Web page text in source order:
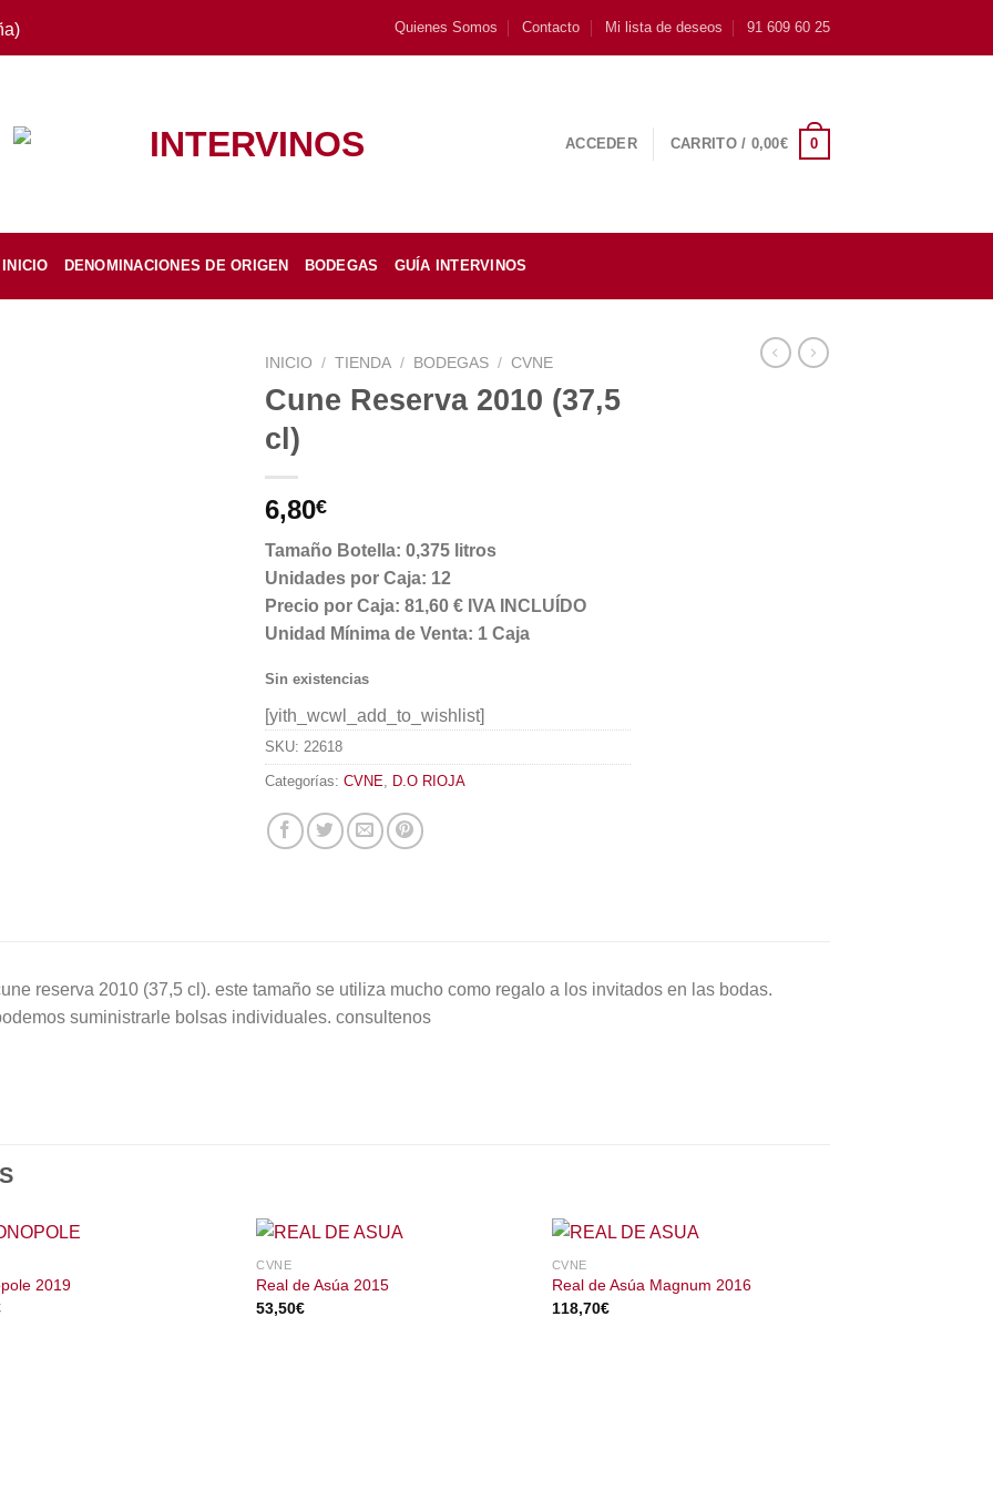
Quienes Somos Contacto Mi lista de deseos 91 609 60 25
ACCEDER CARRITO / 0,00€ 0
INICIO DENOMINACIONES DE ORIGEN BODEGAS GUÍA INTERVINOS
INICIO / TIENDA / BODEGAS / CVNE
Cune Reserva 2010 (37,5
cl)
6,80€
Tamaño Botella: 0,375 litros
Unidades por Caja: 12
Precio por Caja: 81,60 € IVA INCLUÍDO
Unidad Mínima de Venta: 1 Caja
Sin existencias
[yith_wcwl_add_to_wishlist]
SKU: 22618
Categorías: CVNE, D.O RIOJA
reserva 2010 (37,5 cl). este tamaño se utiliza mucho como regalo a los invitados en las bodas.
suministrarle bolsas individuales. consultenos
2019
CVNE
Real de Asúa 2015
53,50€
CVNE
Real de Asúa Magnum 2016
118,70€